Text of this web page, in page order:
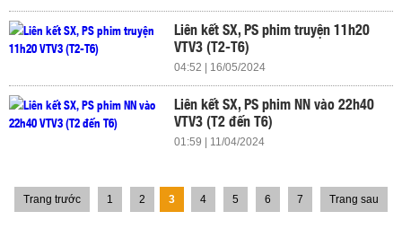
Liên kết SX, PS phim truyện 11h20
VTV3 (T2-T6)
04:52 | 16/05/2024
Liên kết SX, PS phim NN vào 22h40
VTV3 (T2 đến T6)
01:59 | 11/04/2024
Trang trước 1 2 3 4 5 6 7 Trang sau